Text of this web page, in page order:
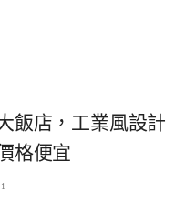
飯店，工業風設計
格便宜